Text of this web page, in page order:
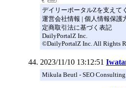
デイリーポータルZを支えて
運営会社情報 | 個人情報保護
定商取引法に基づく表記
DailyPortalZ Inc.
©DailyPortalZ Inc. All Rights
2023/11/10 13:12:51
Mikula Beutl - SEO Consulting